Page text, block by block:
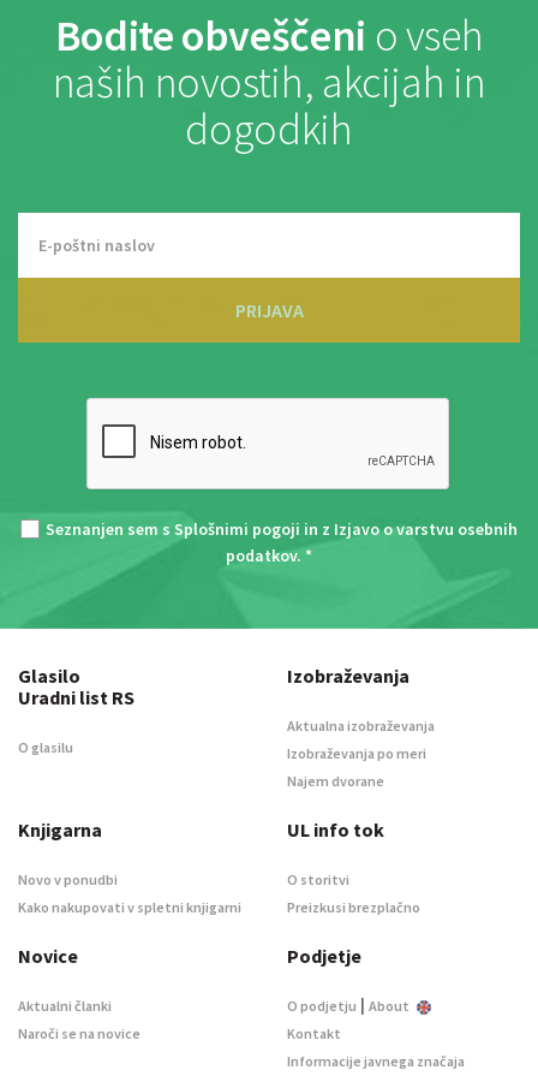
Bodite obveščeni o vseh
naših novostih, akcijah in
dogodkih
PRIJAVA
Seznanjen sem s Splošnimi pogoji in z Izjavo o varstvu osebnih
podatkov. *
Glasilo
Uradni list RS
O glasilu
Izobraževanja
Aktualna izobraževanja
Izobraževanja po meri
Najem dvorane
Knjigarna
Novo v ponudbi
Kako nakupovati v spletni knjigarni
UL info tok
O storitvi
Preizkusi brezplačno
Novice
Aktualni članki
Naroči se na novice
Podjetje
O podjetju | About
Kontakt
Informacije javnega značaja